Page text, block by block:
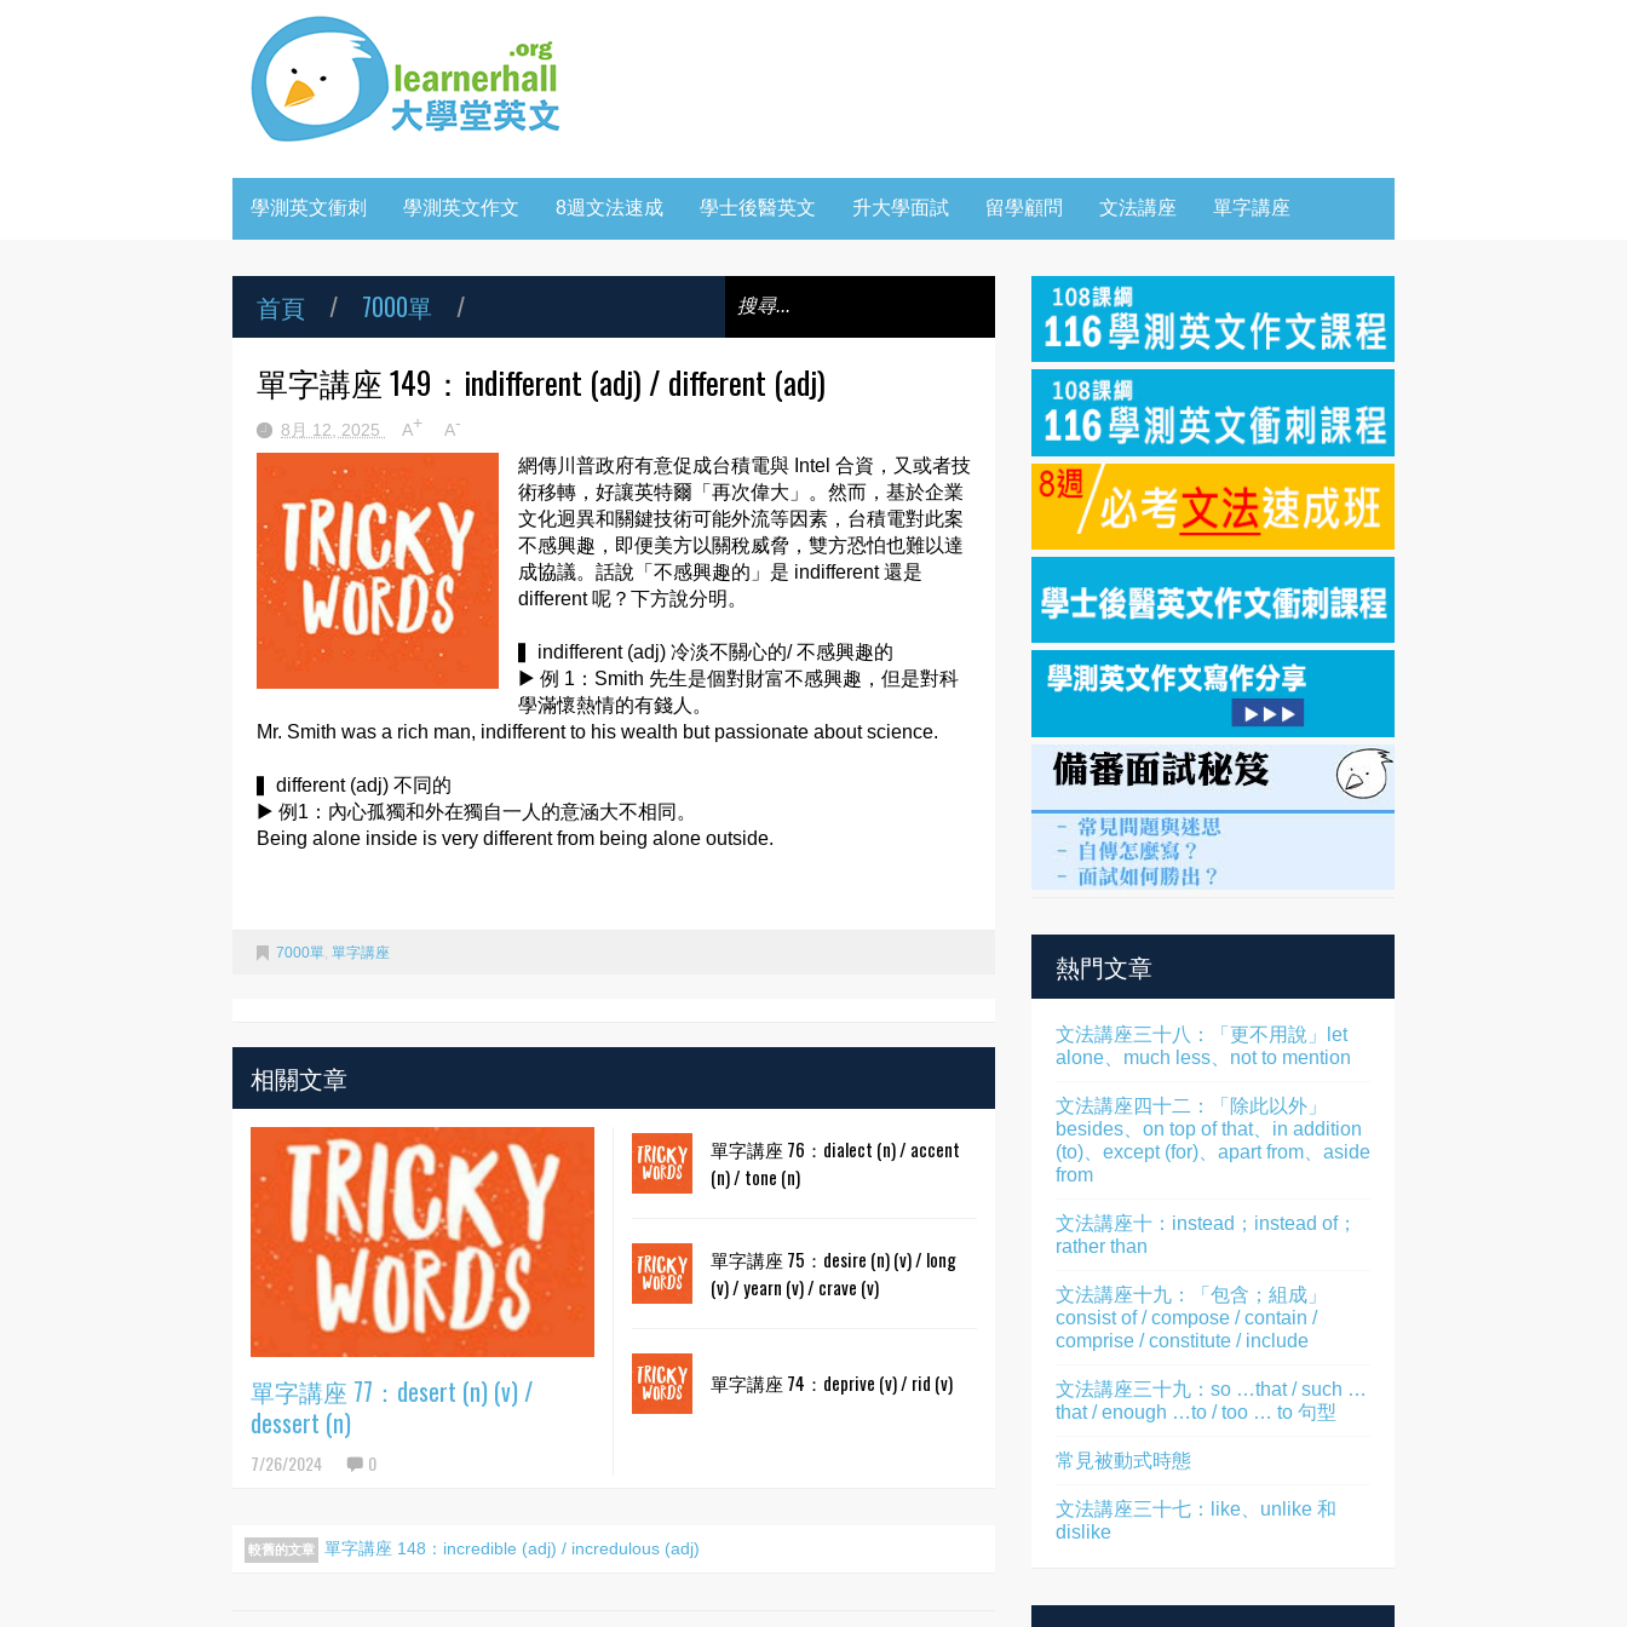
學測英文衝刺 學測英文作文 8週文法速成 學士後醫英文 升大學面試 留學顧問 文法講座 單字講座
首頁 / 7000單 /
單字講座 149：indifferent (adj) / different (adj)
8月 12, 2025 A+ A-
網傳川普政府有意促成台積電與 Intel 合資，又或者技
術移轉，好讓英特爾「再次偉大」。然而，基於企業
文化迥異和關鍵技術可能外流等因素，台積電對此案
不感興趣，即便美方以關稅威脅，雙方恐怕也難以達
成協議。話說「不感興趣的」是 indifferent 還是
different 呢？下方說分明。
▍indifferent (adj) 冷淡不關心的/ 不感興趣的
▶ 例 1：Smith 先生是個對財富不感興趣，但是對科
學滿懷熱情的有錢人。
Mr. Smith was a rich man, indifferent to his wealth but passionate about science.
▍different (adj) 不同的
▶ 例1：內心孤獨和外在獨自一人的意涵大不相同。
Being alone inside is very different from being alone outside.
7000單 單字講座
相關文章
單字講座 77：desert (n) (v) /
dessert (n)
7/26/2024 0
單字講座 76：dialect (n) / accent
(n) / tone (n)
單字講座 75：desire (n) (v) / long
(v) / yearn (v) / crave (v)
單字講座 74：deprive (v) / rid (v)
較舊的文章 單字講座 148：incredible (adj) / incredulous (adj)
熱門文章
文法講座三十八：「更不用說」let
alone、much less、not to mention
文法講座四十二：「除此以外」
besides、on top of that、in addition
(to)、except (for)、apart from、aside
from
文法講座十：instead；instead of；
rather than
文法講座十九：「包含；組成」
consist of / compose / contain /
comprise / constitute / include
文法講座三十九：so …that / such …
that / enough …to / too … to 句型
常見被動式時態
文法講座三十七：like、unlike 和
dislike